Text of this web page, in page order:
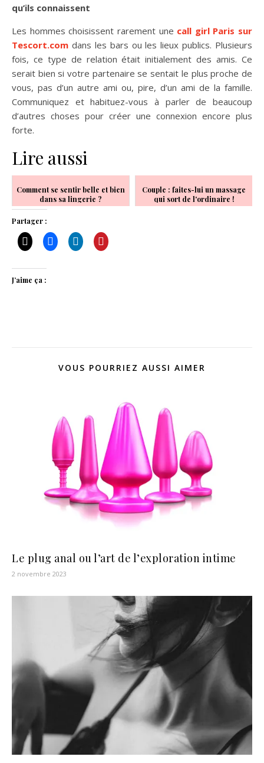
qu’ils connaissent
Les hommes choisissent rarement une call girl Paris sur
Tescort.com dans les bars ou les lieux publics. Plusieurs
fois, ce type de relation était initialement des amis. Ce
serait bien si votre partenaire se sentait le plus proche de
vous, pas d’un autre ami ou, pire, d’un ami de la famille.
Communiquez et habituez-vous à parler de beaucoup
d’autres choses pour créer une connexion encore plus
forte.
Lire aussi
Comment se sentir belle et bien
dans sa lingerie ?
Couple : faites-lui un massage
qui sort de l'ordinaire !
Partager :
J’aime ça :
VOUS POURRIEZ AUSSI AIMER
Le plug anal ou l’art de l’exploration intime
2 novembre 2023